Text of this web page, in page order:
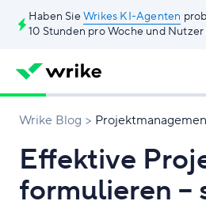
Haben Sie Wrikes KI-Agenten
10 Stunden pro Woche und
Wrike Blog
Effektive
formulieren –